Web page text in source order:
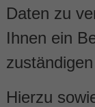
Daten zu
Ihnen ein
Hierzu